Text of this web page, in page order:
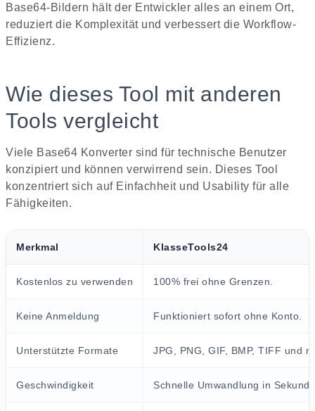
Base64-Bildern hält der Entwickler alles an einem Ort,
reduziert die Komplexität und verbessert die Workflow-
Effizienz.
Wie dieses Tool mit anderen
Tools vergleicht
Viele Base64 Konverter sind für technische Benutzer
konzipiert und können verwirrend sein. Dieses Tool
konzentriert sich auf Einfachheit und Usability für alle
Fähigkeiten.
Merkmal KlasseTools24
Kostenlos zu verwenden 100% frei ohne Grenzen.
Keine Anmeldung Funktioniert sofort ohne Konto.
Unterstützte Formate JPG, PNG, GIF, BMP, TIFF und
Geschwindigkeit Schnelle Umwandlung in